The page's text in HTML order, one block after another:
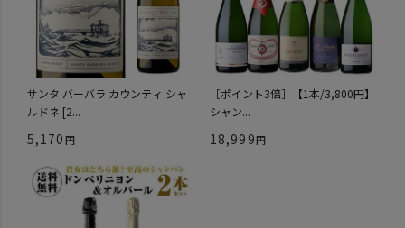
サンタ バーバラ カウンティ シャ
ルドネ [2...
5,170
［ポイント3倍］【1本/3,800円】
シャン...
18,999